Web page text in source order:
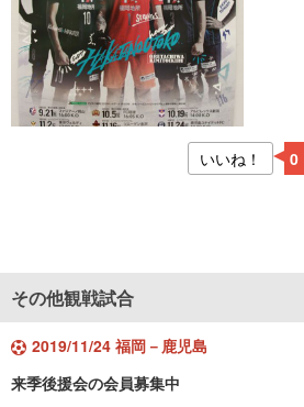
いいね！ 0
その他観戦試合
2019/11/24 福岡－鹿児島
来季後援会の会員募集中